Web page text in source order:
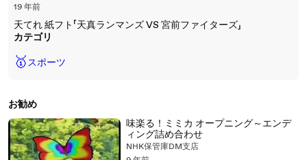
19 年前
天てれ 紙フト「天真ランマンズ VS 宮前ファイターズ」
カテゴリ
🥇スポーツ
お勧め
味楽る！ミミカ オープニング～エンデ
ィング詰め合わせ
NHK保管庫DM支店